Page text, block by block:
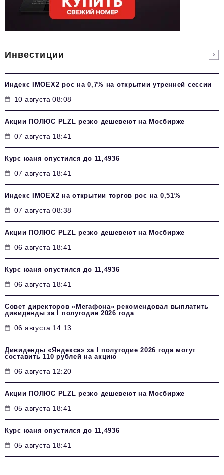
Инвестиции
Индекс IMOEX2 рос на 0,7% на открытии утренней сессии
10 августа 08:08
Акции ПОЛЮС PLZL резко дешевеют на Мосбирже
07 августа 18:41
Курс юаня опустился до 11,4936
07 августа 18:41
Индекс IMOEX2 на открытии торгов рос на 0,51%
07 августа 08:38
Акции ПОЛЮС PLZL резко дешевеют на Мосбирже
06 августа 18:41
Курс юаня опустился до 11,4936
06 августа 18:41
Совет директоров «Мегафона» рекомендовал выплатить
дивиденды за I полугодие 2026 года
06 августа 14:13
Дивиденды «Яндекса» за I полугодие 2026 года могут
составить 110 рублей на акцию
06 августа 12:20
Акции ПОЛЮС PLZL резко дешевеют на Мосбирже
05 августа 18:41
Курс юаня опустился до 11,4936
05 августа 18:41